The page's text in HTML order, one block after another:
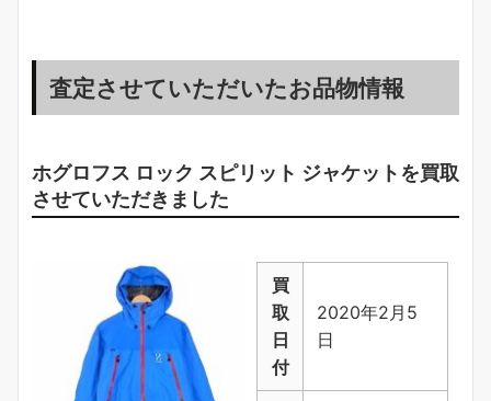
査定させていただいたお品物情報
ホグロフス ロック スピリット ジャケットを買取
させていただきました
買
取
日
付
2020年2月5
日